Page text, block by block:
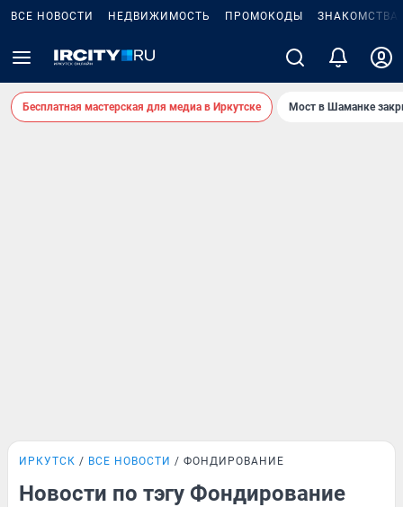
ВСЕ НОВОСТИ НЕДВИЖИМОСТЬ ПРОМОКОДЫ ЗНАКОМСТВА
Бесплатная мастерская для медиа в Иркутске Мост в Шаманке
ИРКУТСК ВСЕ НОВОСТИ ФОНДИРОВАНИЕ
Новости по тэгу Фондирование